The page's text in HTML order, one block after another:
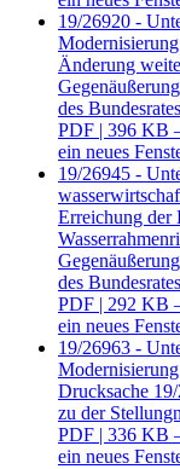
19/26920 -
Änderung
des Bundesrates
PDF | 396 KB
ein neues
19/26945 -
Erreichung der
des Bundesrates
PDF | 292 KB
ein neues
19/26963 -
Drucksache
zu der
PDF | 336 KB
ein neues